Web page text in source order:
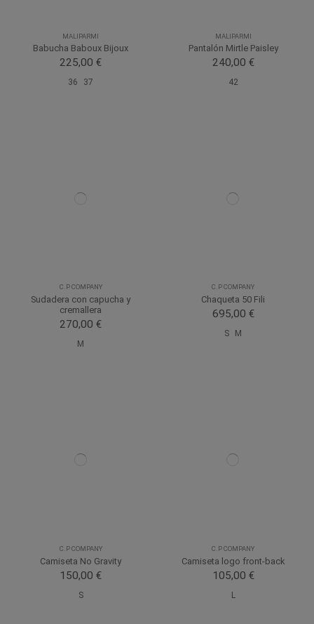
MALIPARMI
Babucha Baboux Bijoux
225,00 €
36 37
MALIPARMI
Pantalón Mirtle Paisley
240,00 €
42
C.P COMPANY
Sudadera con capucha y
cremallera
270,00 €
M
C.P COMPANY
Chaqueta 50 Fili
695,00 €
S M
C.P COMPANY
Camiseta No Gravity
150,00 €
S
C.P COMPANY
Camiseta logo front-back
105,00 €
L